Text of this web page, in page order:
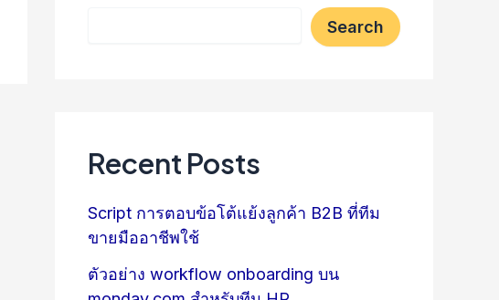
Search
Recent Posts
Script การตอบข้อโต้แย้งลูกค้า B2B ที่ทีม
ขายมืออาชีพใช้
ตัวอย่าง workflow onboarding บน